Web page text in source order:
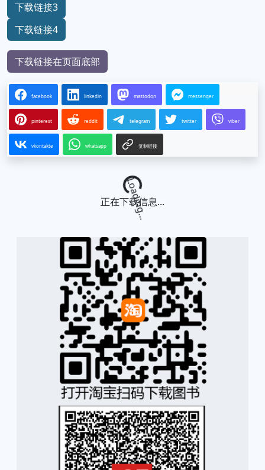
下载链接3
下载链接4
下载链接在页面底部
facebook linkedin mastodon messenger
pinterest reddit telegram twitter viber
vkontakte whatsapp 复制链接
Loading...
正在下载信息...